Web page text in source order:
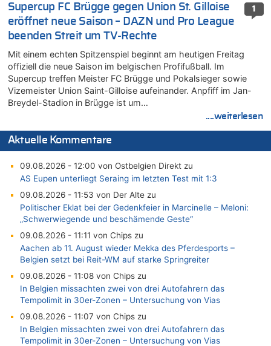
1
Supercup FC Brügge gegen Union St. Gilloise
eröffnet neue Saison – DAZN und Pro League
beenden Streit um TV-Rechte
Mit einem echten Spitzenspiel beginnt am heutigen Freitag
offiziell die neue Saison im belgischen Profifußball. Im
Supercup treffen Meister FC Brügge und Pokalsieger sowie
Vizemeister Union Saint-Gilloise aufeinander. Anpfiff im Jan-
Breydel-Stadion in Brügge ist um…
....weiterlesen
Aktuelle Kommentare
09.08.2026 - 12:00 von Ostbelgien Direkt zu
AS Eupen unterliegt Seraing im letzten Test mit 1:3
09.08.2026 - 11:53 von Der Alte zu
Politischer Eklat bei der Gedenkfeier in Marcinelle – Meloni:
„Schwerwiegende und beschämende Geste“
09.08.2026 - 11:11 von Chips zu
Aachen ab 11. August wieder Mekka des Pferdesports –
Belgien setzt bei Reit-WM auf starke Springreiter
09.08.2026 - 11:08 von Chips zu
In Belgien missachten zwei von drei Autofahrern das
Tempolimit in 30er-Zonen – Untersuchung von Vias
09.08.2026 - 11:07 von Chips zu
In Belgien missachten zwei von drei Autofahrern das
Tempolimit in 30er-Zonen – Untersuchung von Vias